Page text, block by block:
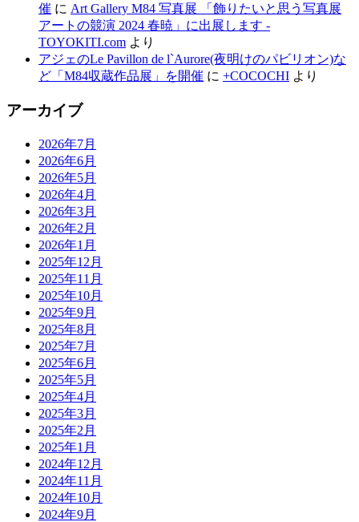
催 に Art Gallery M84 写真展 「飾りたいと思う写真展
アートの競演 2024 春暁」に出展します -
TOYOKITI.com より
アジェのLe Pavillon de l`Aurore(夜明けのパビリオン)な
ど「M84収蔵作品展」を開催 に +COCOCHI より
アーカイブ
2026年7月
2026年6月
2026年5月
2026年4月
2026年3月
2026年2月
2026年1月
2025年12月
2025年11月
2025年10月
2025年9月
2025年8月
2025年7月
2025年6月
2025年5月
2025年4月
2025年3月
2025年2月
2025年1月
2024年12月
2024年11月
2024年10月
2024年9月